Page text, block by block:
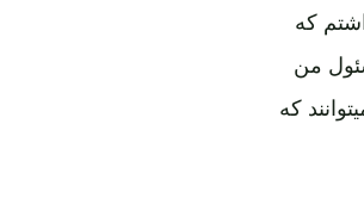
که
من
که